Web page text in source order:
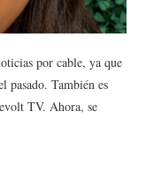
por cable, ya que
pasado. También es
TV. Ahora, se